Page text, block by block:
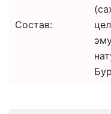
Состав: